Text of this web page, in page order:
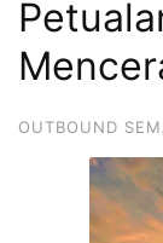
OUTBOUND